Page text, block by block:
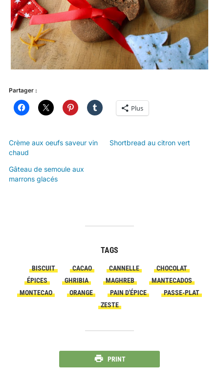
Partager :
Plus
Crème aux oeufs saveur vin
chaud
Shortbread au citron vert
Gâteau de semoule aux
marrons glacés
TAGS
BISCUIT CACAO CANNELLE
CHOCOLAT
ÉPICES
GHRIBIA MAGHREB
MANTECADOS
MONTECAO
ORANGE PAIN D'ÉPICE
PASSE-PLAT
ZESTE
PRINT